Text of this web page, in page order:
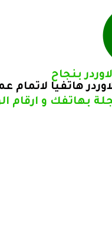
بنجاح
هاتفيا
بهاتفك و ارقام